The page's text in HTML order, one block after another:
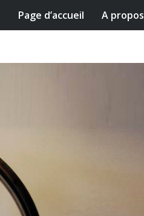
Page d’accueil A propos